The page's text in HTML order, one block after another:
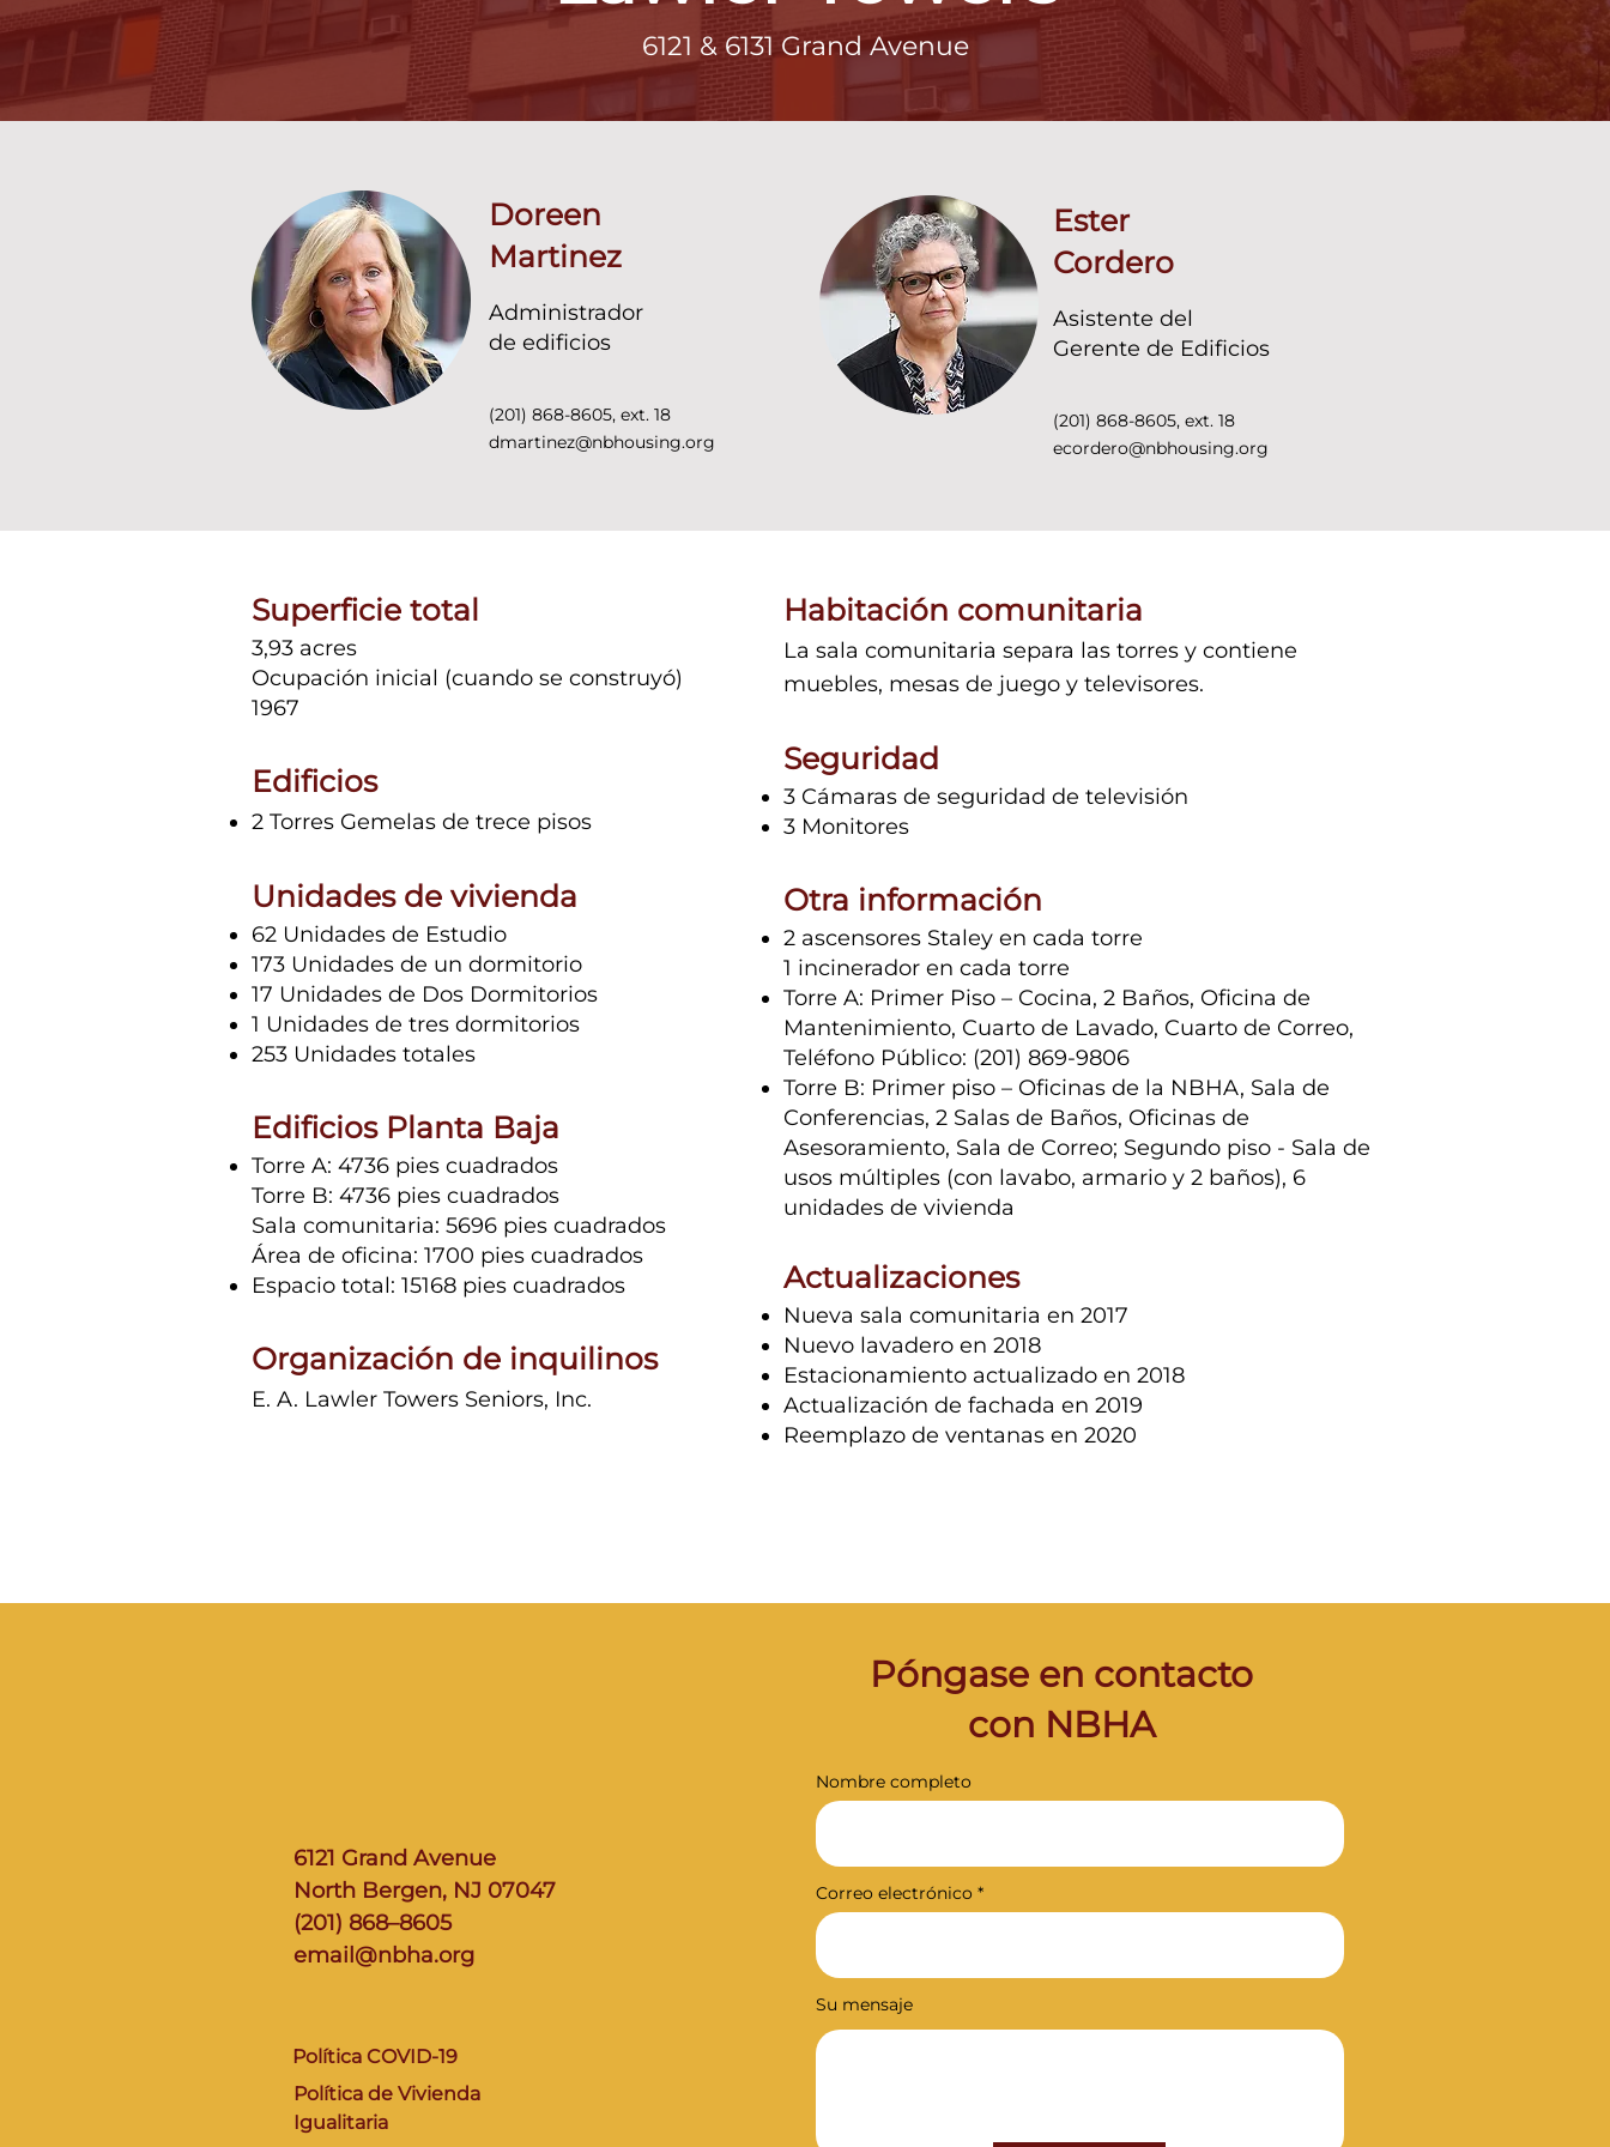
6121 & 6131 Grand Avenue
Doreen
Martinez
Administrador
de edificios
(201) 868-8605, ext. 18
dmartinez@nbhousing.org
Ester
Cordero
Asistente del
Gerente de Edificios
(201) 868-8605, ext. 18
ecordero@nbhousing.org
Superficie total
3,93 acres
Ocupación inicial (cuando se construyó)
1967
Edificios
2 Torres Gemelas de trece pisos
Unidades de vivienda
62 Unidades de Estudio
173 Unidades de un dormitorio
17 Unidades de Dos Dormitorios
1 Unidades de tres dormitorios
253 Unidades totales
Edificios Planta Baja
Torre A: 4736 pies cuadrados
Torre B: 4736 pies cuadrados
Sala comunitaria: 5696 pies cuadrados
Área de oficina: 1700 pies cuadrados
Espacio total: 15168 pies cuadrados
Organización de inquilinos
E. A. Lawler Towers Seniors, Inc.
Habitación comunitaria
La sala comunitaria separa las torres y contiene
muebles, mesas de juego y televisores.
Seguridad
3 Cámaras de seguridad de televisión
3 Monitores
Otra información
2 ascensores Staley en cada torre
1 incinerador en cada torre
Torre A: Primer Piso – Cocina, 2 Baños, Oficina de
Mantenimiento, Cuarto de Lavado, Cuarto de Correo,
Teléfono Público: (201) 869-9806
Torre B: Primer piso – Oficinas de la NBHA, Sala de
Conferencias, 2 Salas de Baños, Oficinas de
Asesoramiento, Sala de Correo; Segundo piso - Sala de
usos múltiples (con lavabo, armario y 2 baños), 6
unidades de vivienda
Actualizaciones
Nueva sala comunitaria en 2017
Nuevo lavadero en 2018
Estacionamiento actualizado en 2018
Actualización de fachada en 2019
Reemplazo de ventanas en 2020
6121 Grand Avenue
North Bergen, NJ 07047
(201) 868–8605
email@nbha.org
Política COVID-19
Política de Vivienda
Igualitaria
Póngase en contacto
con NBHA
Nombre completo
Correo electrónico
Su mensaje